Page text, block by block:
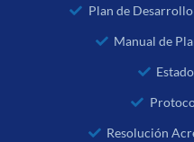
Plan de
Manual de
Resolución